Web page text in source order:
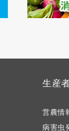
生産
営農情
病害虫